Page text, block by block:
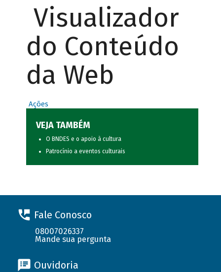
Visualizador
do Conteúdo
da Web
Ações
VEJA TAMBÉM
O BNDES e o apoio à cultura
Patrocínio a eventos culturais
Fale Conosco
08007026337
Mande sua pergunta
Ouvidoria